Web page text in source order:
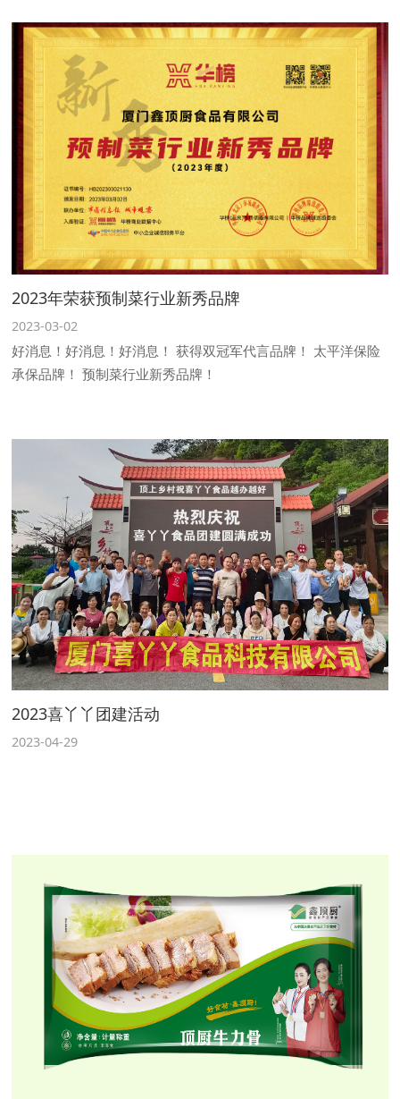
2023年荣获预制菜行业新秀品牌
2023-03-02
好消息！好消息！好消息！ 获得双冠军代言品牌！ 太平洋保险
承保品牌！ 预制菜行业新秀品牌！
2023喜丫丫团建活动
2023-04-29